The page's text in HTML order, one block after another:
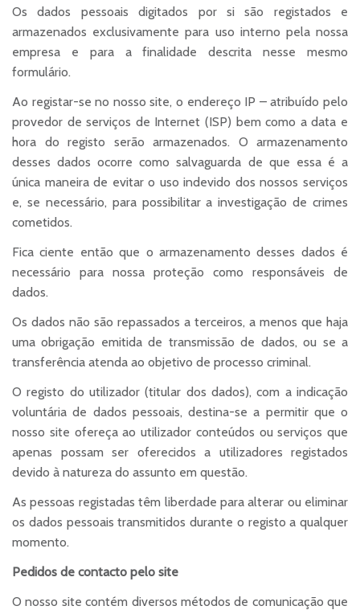
Os dados pessoais digitados por si são registados e
armazenados exclusivamente para uso interno pela nossa
empresa e para a finalidade descrita nesse mesmo
formulário.
Ao registar-se no nosso site, o endereço IP – atribuído pelo
provedor de serviços de Internet (ISP) bem como a data e
hora do registo serão armazenados. O armazenamento
desses dados ocorre como salvaguarda de que essa é a
única maneira de evitar o uso indevido dos nossos serviços
e, se necessário, para possibilitar a investigação de crimes
cometidos.
Fica ciente então que o armazenamento desses dados é
necessário para nossa proteção como responsáveis de
dados.
Os dados não são repassados a terceiros, a menos que haja
uma obrigação emitida de transmissão de dados, ou se a
transferência atenda ao objetivo de processo criminal.
O registo do utilizador (titular dos dados), com a indicação
voluntária de dados pessoais, destina-se a permitir que o
nosso site ofereça ao utilizador conteúdos ou serviços que
apenas possam ser oferecidos a utilizadores registados
devido à natureza do assunto em questão.
As pessoas registadas têm liberdade para alterar ou eliminar
os dados pessoais transmitidos durante o registo a qualquer
momento.
Pedidos de contacto pelo site
O nosso site contém diversos métodos de comunicação que